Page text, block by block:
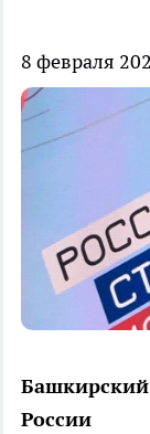
8 февраля
России